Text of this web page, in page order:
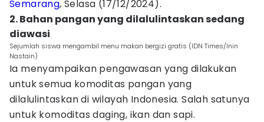
Semarang, Selasa (17/12/2024).
2. Bahan pangan yang dilalulintaskan sedang
diawasi
Sejumlah siswa mengambil menu makan bergizi gratis (IDN Times/Inin
Nastain)
Ia menyampaikan pengawasan yang dilakukan
untuk semua komoditas pangan yang
dilalulintaskan di wilayah Indonesia. Salah satunya
untuk komoditas daging, ikan dan sapi.